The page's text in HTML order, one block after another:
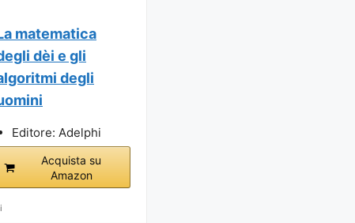
matematica
dèi e gli
degli
Editore: Adelphi
Acquista su
Amazon